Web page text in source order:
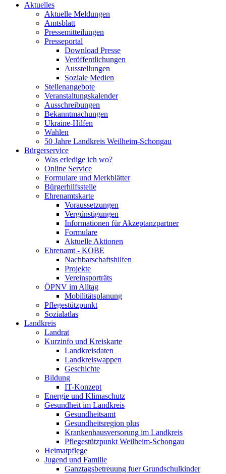
Aktuelles
Aktuelle Meldungen
Amtsblatt
Pressemitteilungen
Presseportal
Download Presse
Veröffentlichungen
Ausstellungen
Soziale Medien
Stellenangebote
Veranstaltungskalender
Ausschreibungen
Bekanntmachungen
Ukraine-Hilfen
Wahlen
50 Jahre Landkreis Weilheim-Schongau
Bürgerservice
Was erledige ich wo?
Online Service
Formulare und Merkblätter
Bürgerhilfsstelle
Ehrenamtskarte
Voraussetzungen
Vergünstigungen
Informationen für Akzeptanzpartner
Formulare
Aktuelle Aktionen
Ehrenamt - KOBE
Nachbarschaftshilfen
Projekte
Vereinsporträts
ÖPNV im Alltag
Mobilitätsplanung
Pflegestützpunkt
Sozialatlas
Landkreis
Landrat
Kurzinfo und Kreiskarte
Landkreisdaten
Landkreiswappen
Geschichte
Bildung
IT-Konzept
Energie und Klimaschutz
Gesundheit im Landkreis
Gesundheitsamt
Gesundheitsregion plus
Krankenhausversorung im Landkreis
Pflegestützpunkt Weilheim-Schongau
Heimatpflege
Jugend und Familie
Ganztagsbetreuung fuer Grundschulkinder